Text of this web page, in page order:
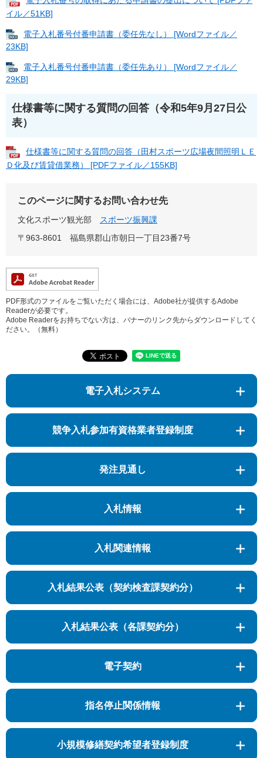
イル／51KB]
電子入札番号付番申請書（委任先なし） [Wordファイル／
23KB]
電子入札番号付番申請書（委任先あり） [Wordファイル／
29KB]
仕様書等に関する質問の回答（令和5年9月27日公
表）
仕様書等に関する質問の回答（田村スポーツ広場夜間照明ＬＥ
Ｄ化及び賃貸借業務​） [PDFファイル／155KB]
このページに関するお問い合わせ先
文化スポーツ観光部
スポーツ振興課
〒963-8601
福島県郡山市朝日一丁目23番7号
PDF形式のファイルをご覧いただく場合には、Adobe社が提供するAdobe
Readerが必要です。
Adobe Readerをお持ちでない方は、バナーのリンク先からダウンロードしてく
ださい。（無料）
電子入札システム
競争入札参加有資格業者登録制度
発注見通し
入札情報
入札関連情報
入札結果公表（契約検査課契約分）
入札結果公表（各課契約分）
電子契約
指名停止関係情報
小規模修繕契約希望者登録制度